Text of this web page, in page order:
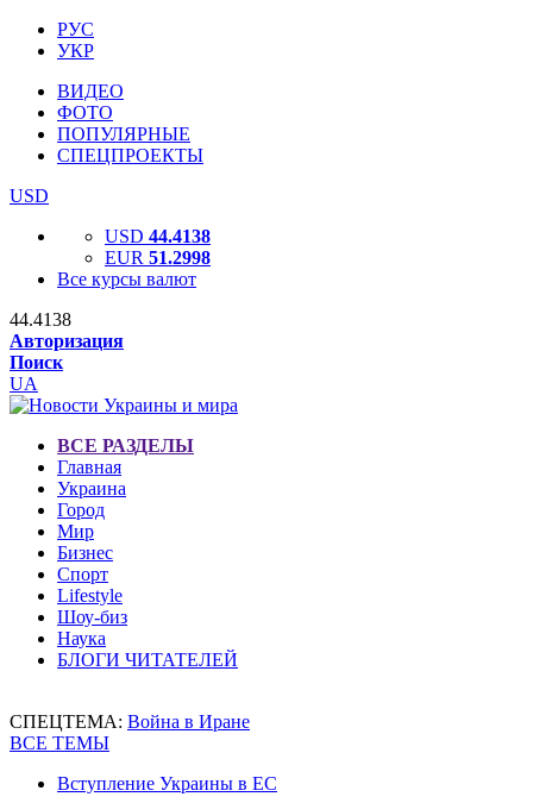
РУС
УКР
ВИДЕО
ФОТО
ПОПУЛЯРНЫЕ
СПЕЦПРОЕКТЫ
USD
USD 44.4138
EUR 51.2998
Все курсы валют
44.4138
Авторизация
Поиск
UA
ВСЕ РАЗДЕЛЫ
Главная
Украина
Город
Мир
Бизнес
Спорт
Lifestyle
Шоу-биз
Наука
БЛОГИ ЧИТАТЕЛЕЙ
СПЕЦТЕМА: Война в Иране
ВСЕ ТЕМЫ
Вступление Украины в ЕС